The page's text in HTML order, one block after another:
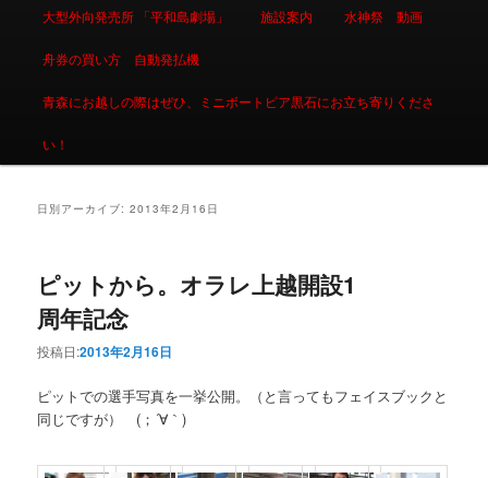
大型外向発売所 「平和島劇場」 施設案内 水神祭 動画
舟券の買い方 自動発払機
青森にお越しの際はぜひ、ミニボートピア黒石にお立ち寄りくださ
い！
日別アーカイブ:2013年2月16日
ピットから。オラレ上越開設1
周年記念
投稿日:2013年2月16日
ピットでの選手写真を一挙公開。（と言ってもフェイスブックと
同じですが） (；´∀｀)